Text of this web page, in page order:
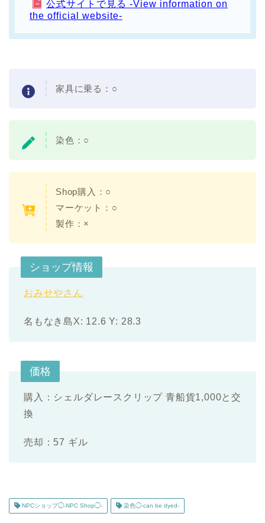
公式サイトで見る -View information on
the official website-
家具に乗る：○
染色：○
Shop購入：○
マーケット：○
製作：×
ショップ情報
おみせやさん
名もなき島X: 12.6 Y: 28.3
価格
購入：シェルダレースクリップ 青船貨1,000と交
換
売却：57 ギル
NPCショップ◯-NPC Shop◯- 染色◯-can be dyed-